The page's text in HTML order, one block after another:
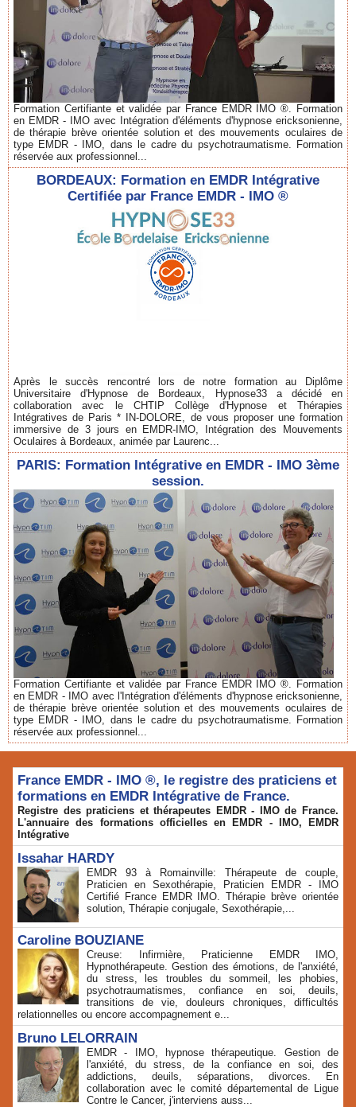
Formation Certifiante et validée par France EMDR IMO ®. Formation
en EMDR - IMO avec Intégration d'éléments d'hypnose ericksonienne,
de thérapie brève orientée solution et des mouvements oculaires de
type EMDR - IMO, dans le cadre du psychotraumatisme. Formation
réservée aux professionnel...
BORDEAUX: Formation en EMDR Intégrative
Certifiée par France EMDR - IMO ®
Après le succès rencontré lors de notre formation au Diplôme
Universitaire d'Hypnose de Bordeaux, Hypnose33 a décidé en
collaboration avec le CHTIP Collège d'Hypnose et Thérapies
Intégratives de Paris * IN-DOLORE, de vous proposer une formation
immersive de 3 jours en EMDR-IMO, Intégration des Mouvements
Oculaires à Bordeaux, animée par Laurenc...
PARIS: Formation Intégrative en EMDR - IMO 3ème
session.
Formation Certifiante et validée par France EMDR IMO ®. Formation
en EMDR - IMO avec l'Intégration d'éléments d'hypnose ericksonienne,
de thérapie brève orientée solution et des mouvements oculaires de
type EMDR - IMO, dans le cadre du psychotraumatisme. Formation
réservée aux professionnel...
France EMDR - IMO ®, le registre des praticiens et
formations en EMDR Intégrative de France.
Registre des praticiens et thérapeutes EMDR - IMO de France.
L'annuaire des formations officielles en EMDR - IMO, EMDR
Intégrative
Issahar HARDY
EMDR 93 à Romainville: Thérapeute de couple,
Praticien en Sexothérapie, Praticien EMDR - IMO
Certifié France EMDR IMO. Thérapie brève orientée
solution, Thérapie conjugale, Sexothérapie,...
Caroline BOUZIANE
Creuse: Infirmière, Praticienne EMDR IMO,
Hypnothérapeute. Gestion des émotions, de l'anxiété,
du stress, les troubles du sommeil, les phobies,
psychotraumatismes, confiance en soi, deuils,
transitions de vie, douleurs chroniques, difficultés
relationnelles ou encore accompagnement e...
Bruno LELORRAIN
EMDR - IMO, hypnose thérapeutique. Gestion de
l'anxiété, du stress, de la confiance en soi, des
addictions, deuils, séparations, divorces. En
collaboration avec le comité départemental de Ligue
Contre le Cancer, j'interviens auss...